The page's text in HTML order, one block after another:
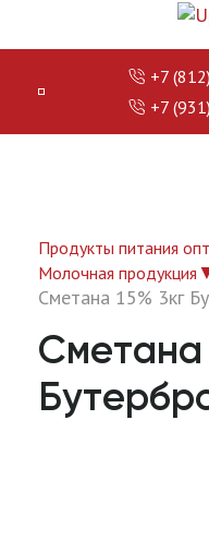
+7
+7
Продукты питания
Молочная продукция
Сметана 15% 3кг
Сметана